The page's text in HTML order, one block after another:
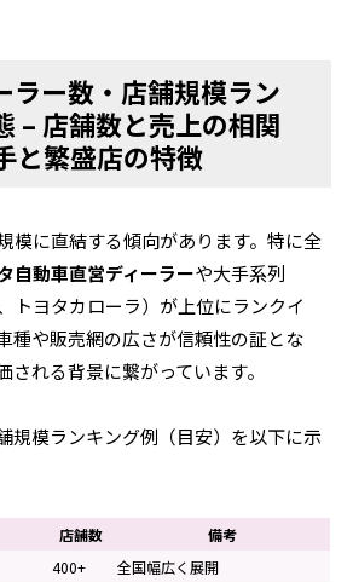
ラー数・店舗規模ラン
– 店舗数と売上の相関
と繁盛店の特徴
模に直結する傾向があります。特に全
自動車直営ディーラーや大手系列
トヨタカローラ）が上位にランクイ
種や販売網の広さが信頼性の証とな
される背景に繋がっています。
規模ランキング例（目安）を以下に示
店舗数
備考
400+
全国幅広く展開